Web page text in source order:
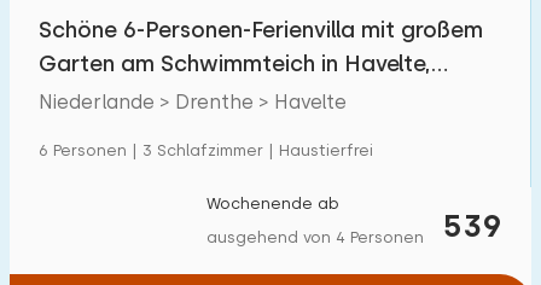
Schöne 6-Personen-Ferienvilla mit großem
Garten am Schwimmteich in Havelte,
Drenthe
Niederlande > Drenthe > Havelte
6 Personen | 3 Schlafzimmer | Haustierfrei
539
Wochenende ab
ausgehend von 4 Personen